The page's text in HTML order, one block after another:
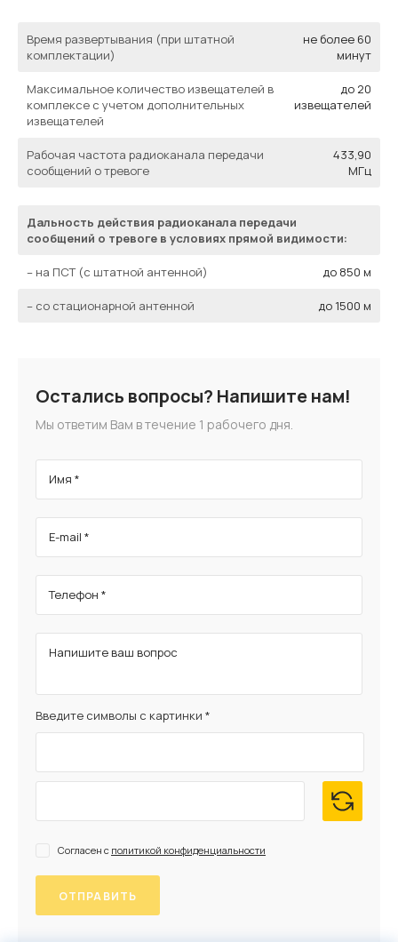
Время развертывания (при штатной
комплектации)
не более 60
минут
Максимальное количество извещателей в
комплексе с учетом дополнительных
извещателей
до 20
извещателей
Рабочая частота радиоканала передачи
сообщений о тревоге
433,90
МГц
Дальность действия радиоканала передачи
сообщений о тревоге в условиях прямой видимости:
– на ПСТ (с штатной антенной) до 850 м
– со стационарной антенной до 1500 м
Остались вопросы? Напишите нам!
Мы ответим Вам в течение 1 рабочего дня.
Имя *
E-mail *
Телефон *
Напишите ваш вопрос
Введите символы с картинки *
Согласен с политикой конфиденциальности